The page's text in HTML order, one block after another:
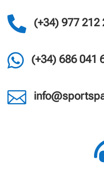
 (+34) 977 212
 (+34) 686 041
